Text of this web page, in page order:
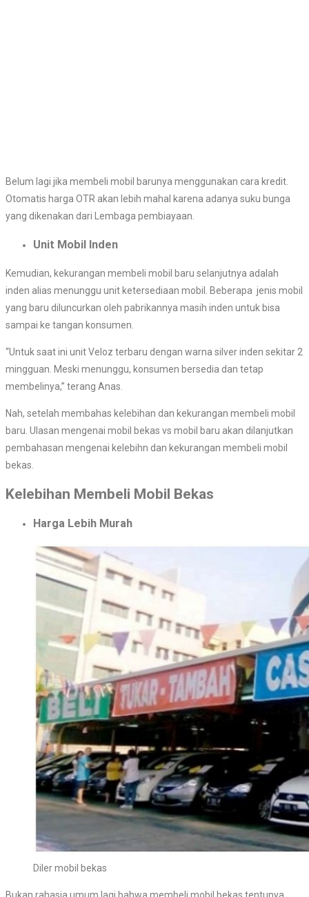
Belum lagi jika membeli mobil barunya menggunakan cara kredit.
Otomatis harga OTR akan lebih mahal karena adanya suku bunga
yang dikenakan dari Lembaga pembiayaan.
Unit Mobil Inden
Kemudian, kekurangan membeli mobil baru selanjutnya adalah
inden alias menunggu unit ketersediaan mobil. Beberapa jenis mobil
yang baru diluncurkan oleh pabrikannya masih inden untuk bisa
sampai ke tangan konsumen.
“Untuk saat ini unit Veloz terbaru dengan warna silver inden sekitar 2
mingguan. Meski menunggu, konsumen bersedia dan tetap
membelinya,” terang Anas.
Nah, setelah membahas kelebihan dan kekurangan membeli mobil
baru. Ulasan mengenai mobil bekas vs mobil baru akan dilanjutkan
pembahasan mengenai kelebihn dan kekurangan membeli mobil
bekas.
Kelebihan Membeli Mobil Bekas
Harga Lebih Murah
Diler mobil bekas
Bukan rahasia umum lagi bahwa membeli mobil bekas tentunya